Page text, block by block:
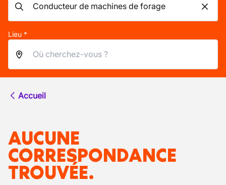
Lieu *
Accueil
AUCUNE
CORRESPONDANCE
TROUVÉE.